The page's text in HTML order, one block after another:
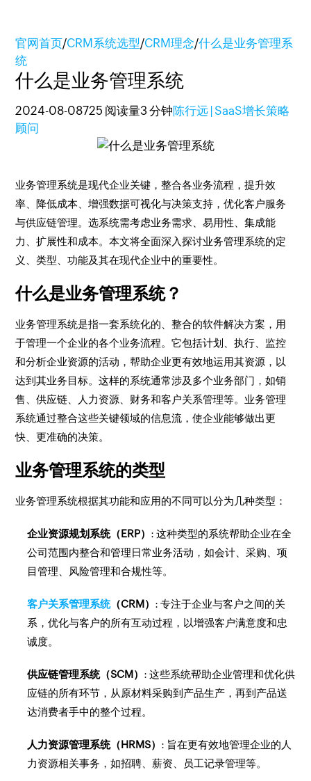
官网首页/CRM系统选型/CRM理念/什么是业务管理系
统
什么是业务管理系统
2024-08-08725 阅读量3 分钟陈行远 | SaaS增长策略
顾问
业务管理系统是现代企业关键，整合各业务流程，提升效
率、降低成本、增强数据可视化与决策支持，优化客户服务
与供应链管理。选系统需考虑业务需求、易用性、集成能
力、扩展性和成本。本文将全面深入探讨业务管理系统的定
义、类型、功能及其在现代企业中的重要性。
什么是业务管理系统？
业务管理系统是指一套系统化的、整合的软件解决方案，用
于管理一个企业的各个业务流程。它包括计划、执行、监控
和分析企业资源的活动，帮助企业更有效地运用其资源，以
达到其业务目标。这样的系统通常涉及多个业务部门，如销
售、供应链、人力资源、财务和客户关系管理等。业务管理
系统通过整合这些关键领域的信息流，使企业能够做出更
快、更准确的决策。
业务管理系统的类型
业务管理系统根据其功能和应用的不同可以分为几种类型：
企业资源规划系统（ERP） : 这种类型的系统帮助企业在全
公司范围内整合和管理日常业务活动，如会计、采购、项
目管理、风险管理和合规性等。
客户关系管理系统（CRM） : 专注于企业与客户之间的关
系，优化与客户的所有互动过程，以增强客户满意度和忠
诚度。
供应链管理系统（SCM） : 这些系统帮助企业管理和优化供
应链的所有环节，从原材料采购到产品生产，再到产品送
达消费者手中的整个过程。
人力资源管理系统（HRMS） : 旨在更有效地管理企业的人
力资源相关事务，如招聘、薪资、员工记录管理等。